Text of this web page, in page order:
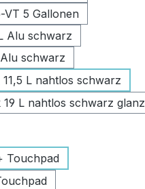
VT 5 Gallonen
Alu schwarz
schwarz
11,5 L nahtlos schwarz
19 L nahtlos schwarz glanz
Touchpad